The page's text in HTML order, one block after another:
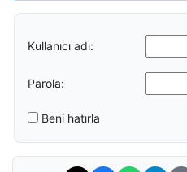
Kullanıcı adı:
Parola:
Beni hatırla